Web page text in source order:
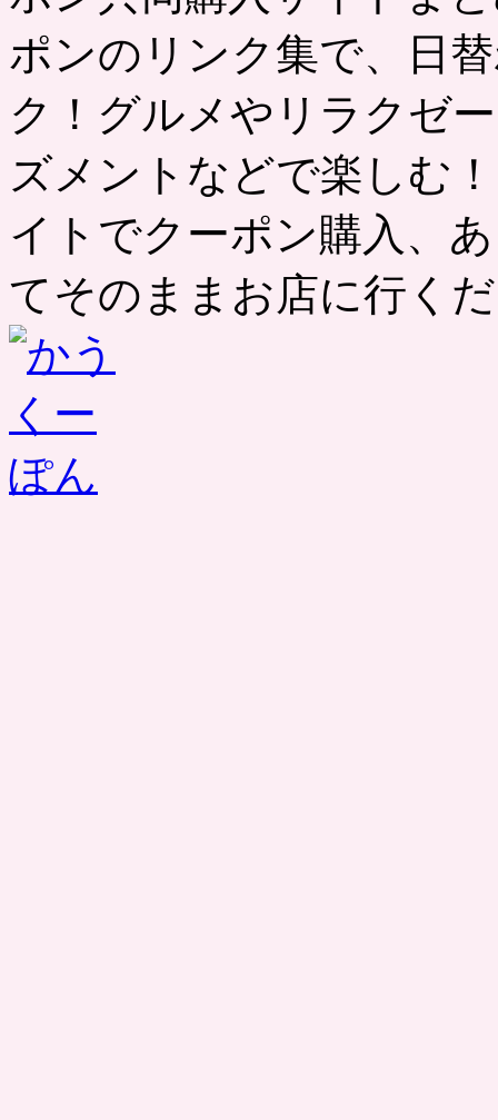
ポンのリンク集で、日
ク！グルメやリラクゼ
ズメントなどで楽しむ
イトでクーポン購入、
てそのままお店に行く